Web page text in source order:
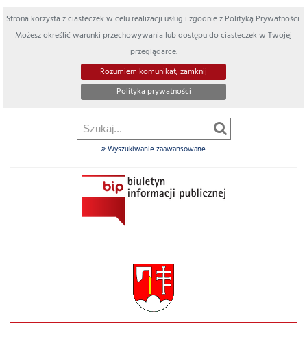
Strona korzysta z ciasteczek w celu realizacji usług i zgodnie z Polityką Prywatności.
Możesz określić warunki przechowywania lub dostępu do ciasteczek w Twojej
przeglądarce.
Rozumiem komunikat, zamknij
Polityka prywatności
Wyszukiwanie zaawansowane